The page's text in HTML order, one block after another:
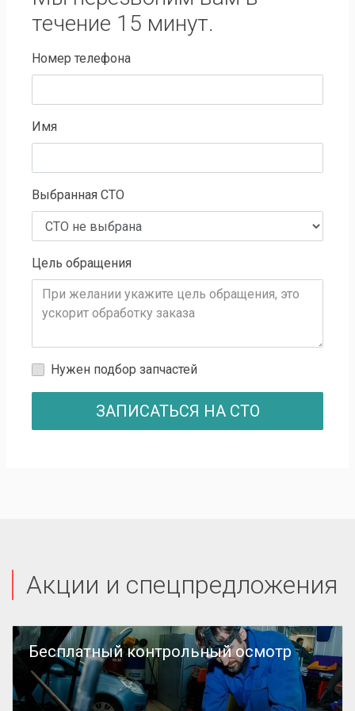
течение 15 минут.
Номер телефона
Имя
Выбранная СТО
Цель обращения
Нужен подбор запчастей
ЗАПИСАТЬСЯ НА СТО
Акции и спецпредложения
Бесплатный контрольный осмотр